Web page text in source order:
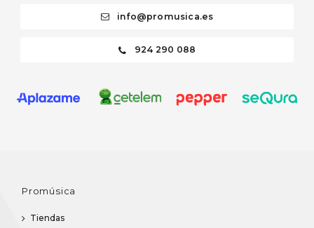
info@promusica.es
924 290 088
Promúsica
Tiendas